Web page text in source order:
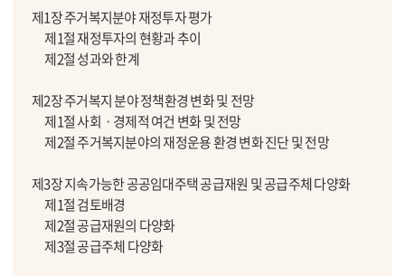
제1장 주거복지분야 재정투자 평가
제1절 재정투자의 현황과 추이
제2절 성과와 한계
제2장 주거복지 분야 정책환경 변화 및 전망
제1절 사회ㆍ경제적 여건 변화 및 전망
제2절 주거복지분야의 재정운용 환경 변화 진단 및 전망
제3장 지속가능한 공공임대주택 공급재원 및 공급주체 다양화
제1절 검토배경
제2절 공급재원의 다양화
제3절 공급주체 다양화